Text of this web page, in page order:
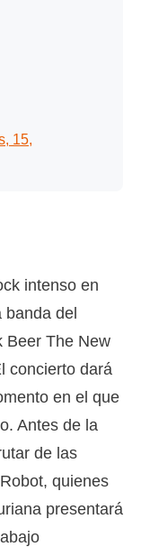
15,
intenso en
banda del
Beer The New
concierto dará
en el que
Antes de la
de las
quienes
presentará